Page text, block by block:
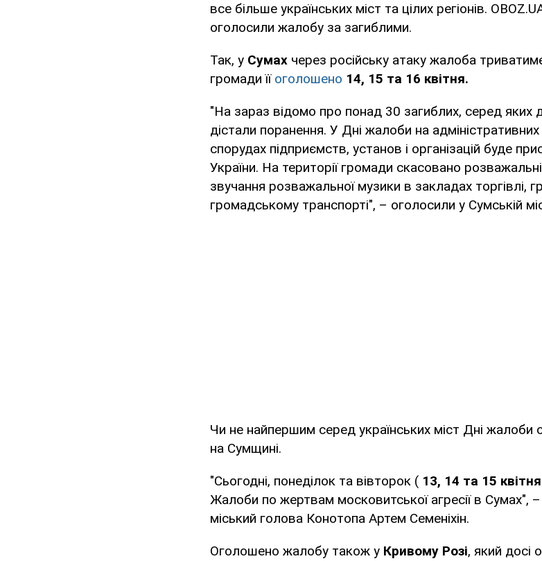
все більше українських міст та цілих регіонів.
оголосили жалобу за загиблими.
Так, у Сумах через російську атаку жалоба
громади її оголошено 14, 15 та 16 квітня.
"На зараз відомо про понад 30 загиблих, серед
дістали поранення. У Дні жалоби на
спорудах підприємств, установ і організацій буде
України. На території громади скасовано
звучання розважальної музики в закладах торгівлі,
громадському транспорті", – оголосили у Сумській
Чи не найпершим серед українських міст Дні жалоби
на Сумщині.
"Сьогодні, понеділок та вівторок ( 13, 14 та 15 квітня
Жалоби по жертвам московитської агресії в Сумах", –
міський голова Конотопа Артем Семеніхін.
Оголошено жалобу також у Кривому Розі, який досі